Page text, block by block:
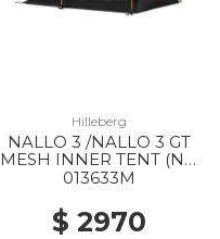
Hilleberg
NALLO 3 /NALLO 3 GT
MESH INNER TENT (NO
POLES) --
013633M
$ 2970